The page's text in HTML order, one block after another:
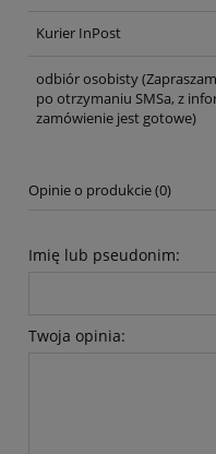
Kurier InPost
odbiór osobisty
po otrzymaniu SMSa, z
zamówienie jest gotowe)
Opinie o produkcie (0)
Imię lub pseudonim:
Twoja opinia: